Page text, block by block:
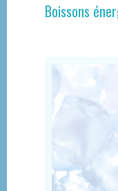
Boissons